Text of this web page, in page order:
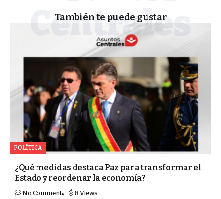
También te puede gustar
POLÍTICA
¿Qué medidas destaca Paz para transformar el
Estado y reordenar la economía?
No Comment 8 Views